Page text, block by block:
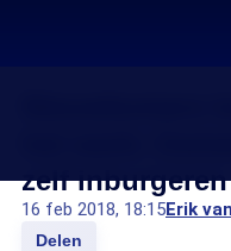
zelf inburgeren
16 feb 2018, 18:15Erik
Delen